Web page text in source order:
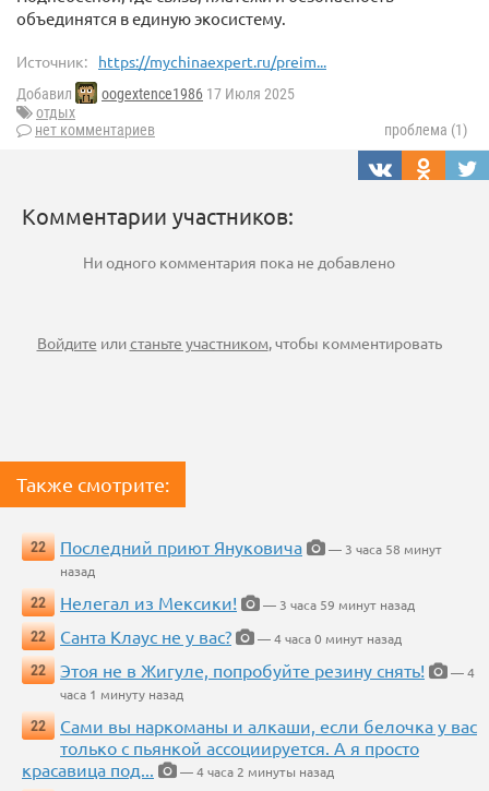
объединятся в единую экосистему.
Источник: https://mychinaexpert.ru/preim...
Добавил oogextence1986 17 Июля 2025
отдых
нет комментариев
проблема (1)
Комментарии участников:
Ни одного комментария пока не добавлено
Войдите илистаньте участником, чтобы комментировать
Также смотрите:
22 Последний приют Януковича
— 3 часа 58 минут
назад
22
Нелегал из Мексики!
— 3 часа 59 минут назад
22
Санта Клаус не у вас?
— 4 часа 0 минут назад
22
Этоя не в Жигуле, попробуйте резину снять!
— 4
часа 1 минуту назад
22
Сами вы наркоманы и алкаши, если белочка у вас
только с пьянкой ассоциируется. А я просто
красавица под...
— 4 часа 2 минуты назад